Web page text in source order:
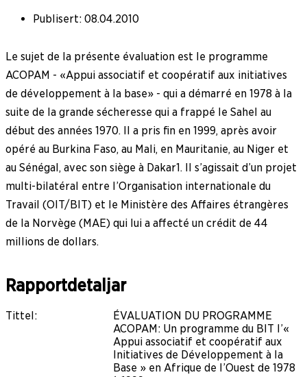
Publisert: 08.04.2010
Le sujet de la présente évaluation est le programme
ACOPAM - «Appui associatif et coopératif aux initiatives
de développement à la base» - qui a démarré en 1978 à la
suite de la grande sécheresse qui a frappé le Sahel au
début des années 1970. Il a pris fin en 1999, après avoir
opéré au Burkina Faso, au Mali, en Mauritanie, au Niger et
au Sénégal, avec son siège à Dakar1. Il s’agissait d’un projet
multi-bilatéral entre l’Organisation internationale du
Travail (OIT/BIT) et le Ministère des Affaires étrangères
de la Norvège (MAE) qui lui a affecté un crédit de 44
millions de dollars.
Rapportdetaljar
Tittel:
ÉVALUATION DU PROGRAMME
ACOPAM: Un programme du BIT l’«
Appui associatif et coopératif aux
Initiatives de Développement à la
Base » en Afrique de l’Ouest de 1978